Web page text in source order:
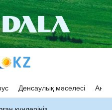
Денсаулық мәселесі Ана